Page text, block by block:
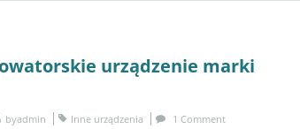
urządzenie marki
byadmin Inne urządzenia 1 Comment